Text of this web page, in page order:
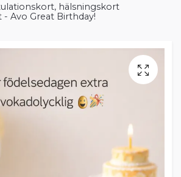
hälsningskort
Avo Great Birthday!